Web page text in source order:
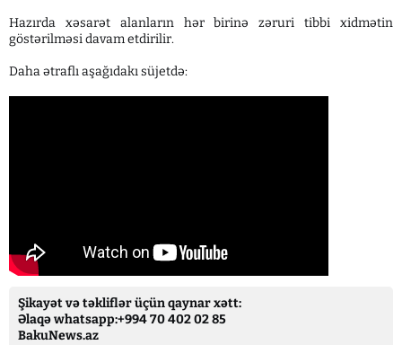
Hazırda xəsarət alanların hər birinə zəruri tibbi xidmətin
göstərilməsi davam etdirilir.
Daha ətraflı aşağıdakı süjetdə:
Şikayət və təkliflər üçün qaynar xətt:
Əlaqə whatsapp:+994 70 402 02 85
BakuNews.az